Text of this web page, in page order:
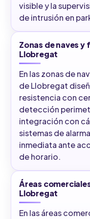
visible y la
de intrusión en
Zonas de naves
Llobregat
En las zonas de
de Llobregat
resistencia con
detección
integración con
sistemas de
inmediata ante
de horario.
Áreas
Llobregat
En las áreas